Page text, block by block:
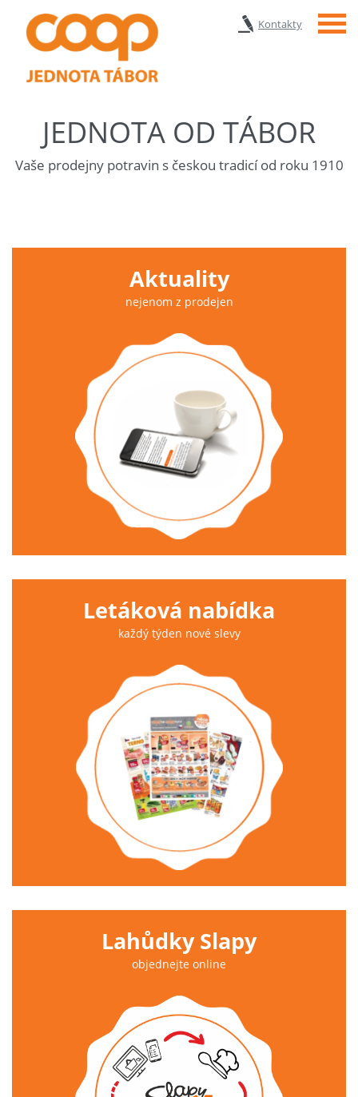
Kontakty Menu
JEDNOTA OD TÁBOR
Vaše prodejny potravin s českou tradicí od roku 1910
Aktuality
nejenom z prodejen
Letáková nabídka
každý týden nové slevy
Lahůdky Slapy
objednejte online